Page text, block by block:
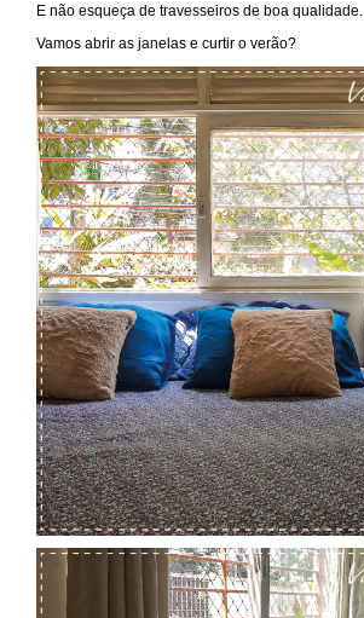
E não esqueça de travesseiros de boa qualidade.
Vamos abrir as janelas e curtir o verão?